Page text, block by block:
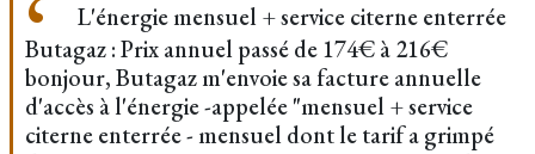
L'énergie mensuel + service citerne enterrée
Butagaz : Prix annuel passé de 174€ à 216€
bonjour, Butagaz m'envoie sa facture annuelle
d'accès à l'énergie -appelée "mensuel + service
citerne enterrée - mensuel dont le tarif a grimpé